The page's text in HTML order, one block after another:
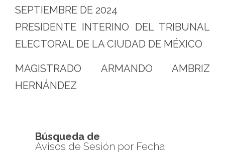
SEPTIEMBRE DE 2024
PRESIDENTE INTERINO DEL TRIBUNAL
ELECTORAL DE LA CIUDAD DE MÉXICO
MAGISTRADO ARMANDO AMBRIZ
HERNÁNDEZ
Búsqueda de
Avisos de Sesión por Fecha